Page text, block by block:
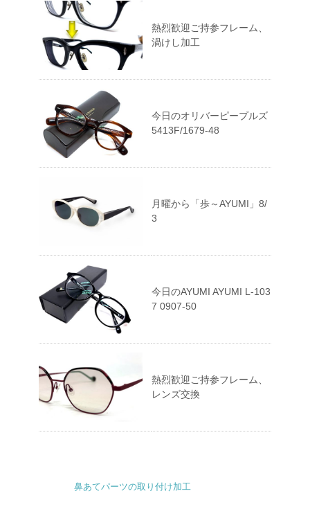
熱烈歓迎ご持参フレーム、
渦けし加工
今日のオリバーピープルズ
5413F/1679-48
月曜から「歩～AYUMI」8/
3
今日のAYUMI AYUMI L-103
7 0907-50
熱烈歓迎ご持参フレーム、
レンズ交換
鼻あてパーツの取り付け加工